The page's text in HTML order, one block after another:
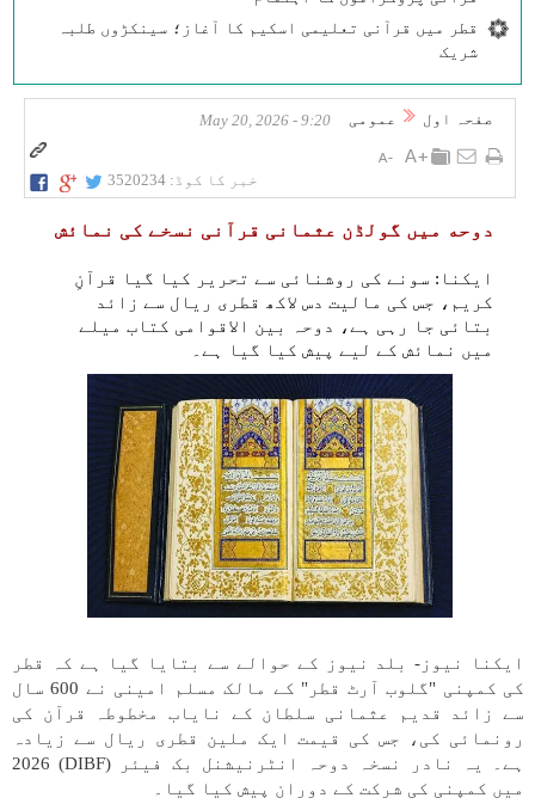
قطر میں قرآنی تعلیمی اسکیم کا آغاز؛ سینکڑوں طلبہ
شریک
صفحہ اول عمومی 9:20 - May 20, 2026
خبر کا کوڈ: 3520234
دوحه میں گولڈن عثمانی قرآنی نسخے کی نمائش
ایکنا: سونے کی روشنائی سے تحریر کیا گیا قرآنِ
کریم، جس کی مالیت دس لاکھ قطری ریال سے زائد
بتائی جا رہی ہے، دوحہ بین الاقوامی کتاب میلے
میں نمائش کے لیے پیش کیا گیا ہے۔
ایکنا نیوز- بلد نیوز کے حوالے سے بتایا گیا ہے کہ قطر
کی کمپنی "گلوب آرٹ قطر" کے مالک مسلم امینی نے 600 سال
سے زائد قدیم عثمانی سلطان کے نایاب مخطوطہ قرآن کی
رونمائی کی، جس کی قیمت ایک ملین قطری ریال سے زیادہ
ہے۔ یہ نادر نسخہ دوحہ انٹرنیشنل بک فیئر (DIBF) 2026
میں کمپنی کی شرکت کے دوران پیش کیا گیا۔